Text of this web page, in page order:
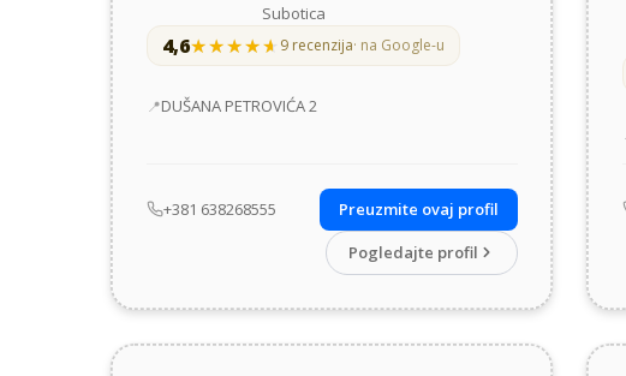
Subotica
4,6★★★★★
★★★★★ 9 recenzija· na Google-u
Adresa
DUŠANA PETROVIĆA 2
+381 638268555
Preuzmite ovaj profil
Pogledajte profil